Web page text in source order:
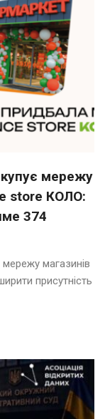
мережу
store КОЛО:
374
магазинів
присутність